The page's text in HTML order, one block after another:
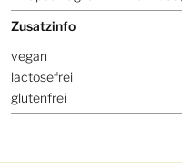
Zusatzinfo
vegan
lactosefrei
glutenfrei